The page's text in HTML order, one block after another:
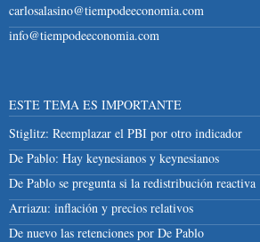
carlosalasino@tiempodeeconomia.com
info@tiempodeeconomia.com
ESTE TEMA ES IMPORTANTE
Stiglitz: Reemplazar el PBI por otro indicador
De Pablo: Hay keynesianos y keynesianos
De Pablo se pregunta si la redistribución reactiva
Arriazu: inflación y precios relativos
De nuevo las retenciones por De Pablo